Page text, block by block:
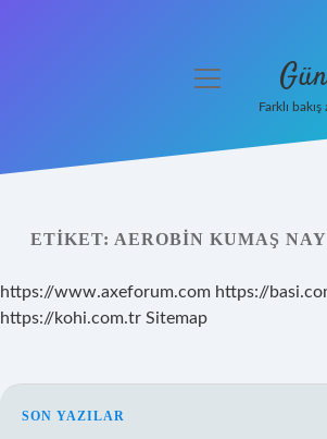
Yasal Uyarı
Hakkımızda
menüyü
Farklı bakış
ETIKET: AEROBIN KUMAŞ
https://www.axeforum.com https://
https://kohi.com.tr Sitemap
SON YAZILAR